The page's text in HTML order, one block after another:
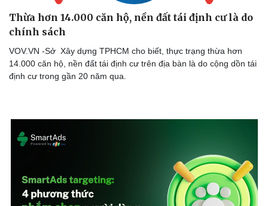
Sản phụ khoa
Nhi khoa
Làm đẹp - giảm cân
Phòng mạch online
Ăn sạch sống khỏe
Blog
Tình yêu - Gia đình
Thừa hơn 14.000 căn hộ, nền đất tái định cư là do
chính sách
VOV.VN -Sở Xây dựng TPHCM cho biết, thực trạng thừa hơn
14.000 căn hộ, nền đất tái định cư trên địa bàn là do cộng dồn tái
định cư trong gần 20 năm qua.